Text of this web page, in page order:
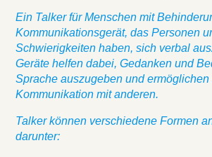
Ein Talker für Menschen mit
Kommunikationsgerät, das Personen
Schwierigkeiten haben, sich verbal
Geräte helfen dabei, Gedanken und
Sprache auszugeben und ermöglichen
Kommunikation mit anderen.
Talker können verschiedene Formen
darunter: